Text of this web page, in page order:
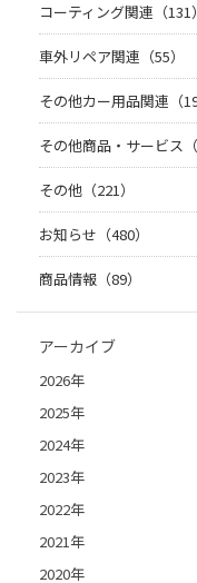
コーティング関連（131）
車外リペア関連（55）
その他カー用品関連（
その他商品・サービス（
その他（221）
お知らせ（480）
商品情報（89）
アーカイブ
2026年
2025年
2024年
2023年
2022年
2021年
2020年